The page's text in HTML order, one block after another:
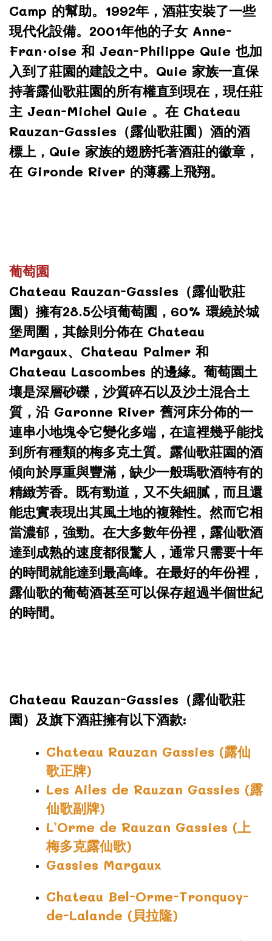
Camp 的幫助。1992年，酒莊安裝了一些
現代化設備。2001年他的子女 Anne-
Fran·oise 和 Jean-Philippe Quie 也加
入到了莊園的建設之中。Quie 家族一直保
持著露仙歌莊園的所有權直到現在，現任莊
主 Jean-Michel Quie 。在 Chateau
Rauzan-Gassies（露仙歌莊園）酒的酒
標上，Quie 家族的翅膀托著酒莊的徽章，
在 Gironde River 的薄霧上飛翔。
葡萄園
Chateau Rauzan-Gassies（露仙歌莊
園）擁有28.5公頃葡萄園，60% 環繞於城
堡周圍，其餘則分佈在 Chateau
Margaux、Chateau Palmer 和
Chateau Lascombes 的邊緣。葡萄園土
壤是深層砂礫，沙質碎石以及沙土混合土
質，沿 Garonne River 舊河床分佈的一
連串小地塊令它變化多端，在這裡幾乎能找
到所有種類的梅多克土質。露仙歌莊園的酒
傾向於厚重與豐滿，缺少一般瑪歌酒特有的
精緻芳香。既有勁道，又不失細膩，而且還
能忠實表現出其風土地的複雜性。然而它相
當濃郁，強勁。在大多數年份裡，露仙歌酒
達到成熟的速度都很驚人，通常只需要十年
的時間就能達到最高峰。在最好的年份裡，
露仙歌的葡萄酒甚至可以保存超過半個世紀
的時間。
Chateau Rauzan-Gassies（露仙歌莊
園）及旗下酒莊擁有以下酒款:
Chateau Rauzan Gassies (露仙
歌正牌)
Les Ailes de Rauzan Gassies (露
仙歌副牌)
L’Orme de Rauzan Gassies (上
梅多克露仙歌)
Gassies Margaux
Chateau Bel-Orme-Tronquoy-
de-Lalande (貝拉隆)